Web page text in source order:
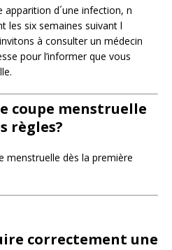
apparition d´une infection, n
les six semaines suivant l
à consulter un médecin
pour l’informer que vous
coupe menstruelle
règles?
menstruelle dès la première
correctement une